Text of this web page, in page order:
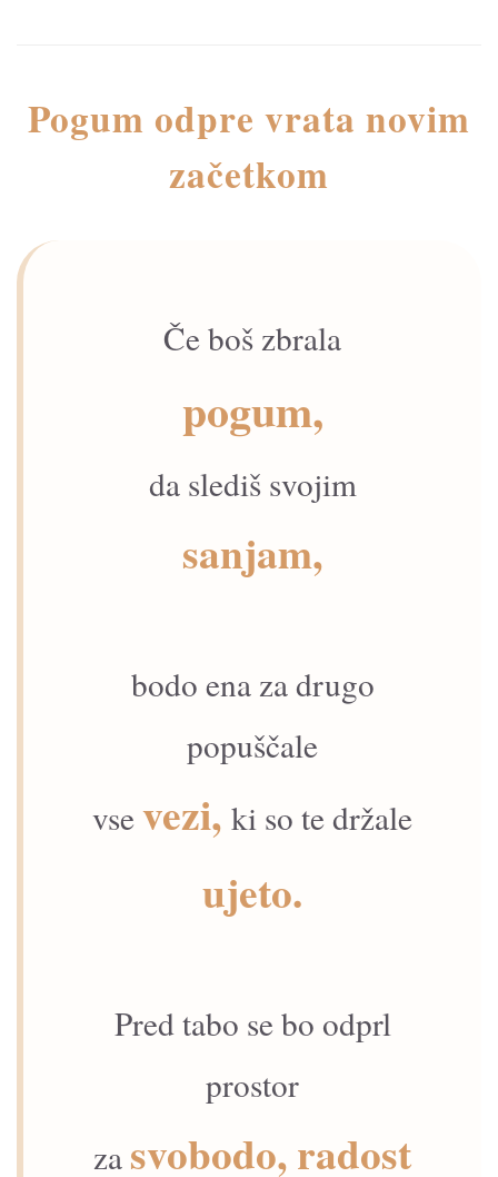
Pogum odpre vrata novim
začetkom
Če boš zbrala
pogum,
da slediš svojim
sanjam,
bodo ena za drugo
popuščale
vsevezi, ki so te držale
ujeto.
Pred tabo se bo odprl
prostor
za svobodo,radost